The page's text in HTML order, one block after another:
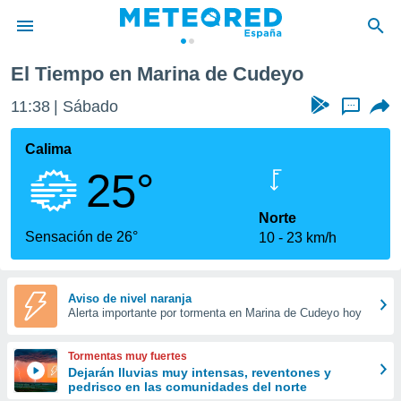
de
por
que se
calidad.
a este
las
y
forma
digital
basada
El Tiempo en Marina de Cudeyo
11:38 Sábado ...
Calima
25°
Sensación de 26°
Norte
10
23 km/h
Aviso de nivel naranja
Alerta importante por tormenta en Marina de Cudeyo hoy
Tormentas muy fuertes
Dejarán lluvias muy intensas, reventones y
pedrisco en las comunidades del norte